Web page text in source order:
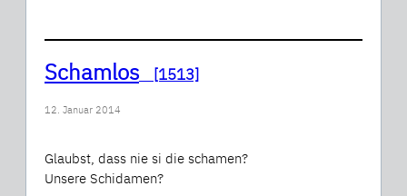
Schamlos [1513]
12. Januar 2014
Glaubst, dass nie si die schamen?
Unsere Schidamen?